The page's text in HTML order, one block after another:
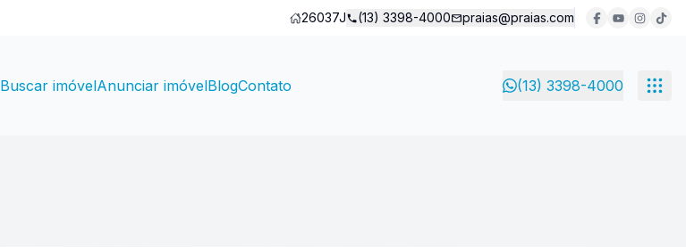
26037J (13) 3398-4000 praias@praias.com
Buscar imóvelAnunciar imóvelBlogContato (13) 3398-4000